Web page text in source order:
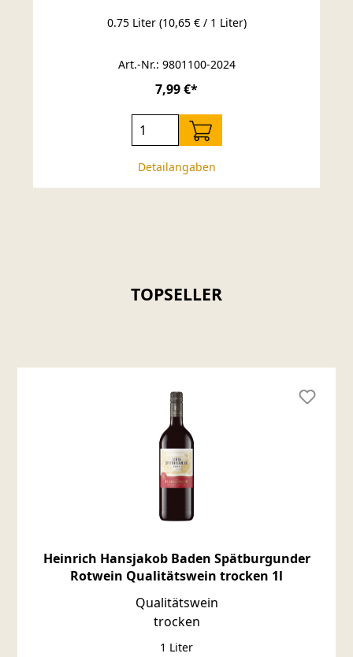
0.75 Liter (10,65 € / 1 Liter)
Art.-Nr.: 9801100-2024
7,99 €*
Detailangaben
TOPSELLER
Heinrich Hansjakob Baden Spätburgunder
Rotwein Qualitätswein trocken 1l
trocken
Qualitätswein
1 Liter